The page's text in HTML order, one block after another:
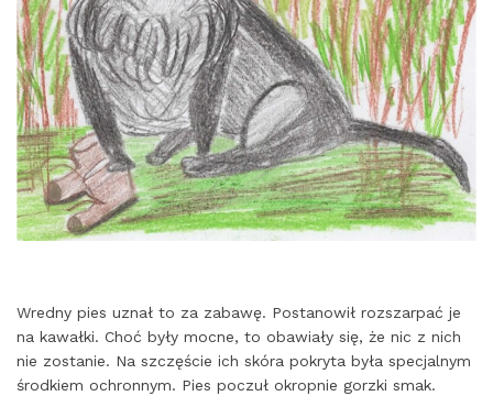
Wredny pies uznał to za zabawę. Postanowił rozszarpać je
na kawałki. Choć były mocne, to obawiały się, że nic z nich
nie zostanie. Na szczęście ich skóra pokryta była specjalnym
środkiem ochronnym. Pies poczuł okropnie gorzki smak.